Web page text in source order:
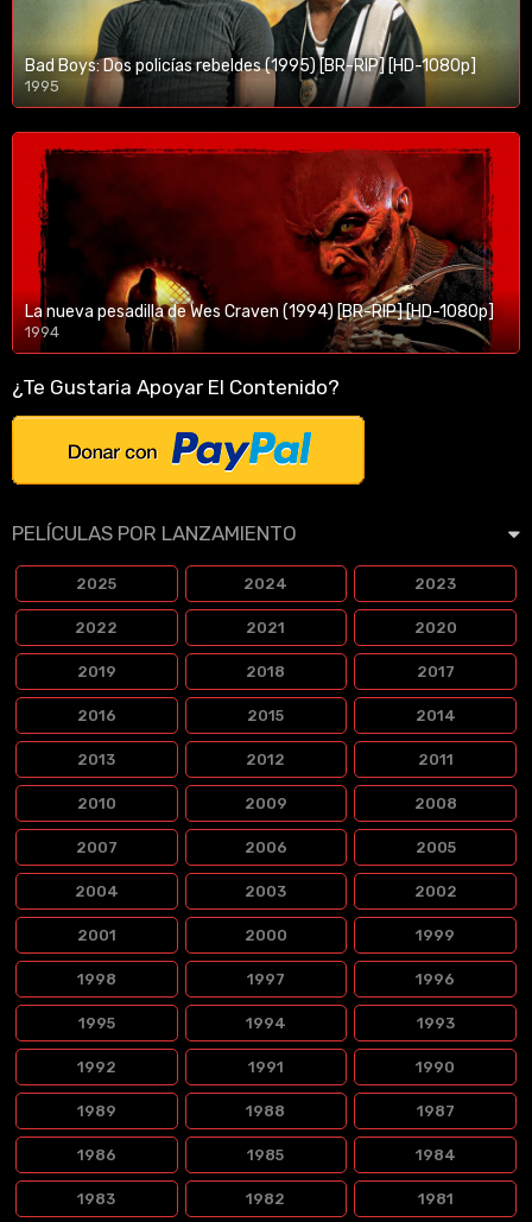
Bad Boys: Dos policías rebeldes (1995) [BR-RIP] [HD-1080p]
1995
1080p/720p
La nueva pesadilla de Wes Craven (1994) [BR-RIP] [HD-1080p]
1994
1080p/720p
¿Te Gustaria Apoyar El Contenido?
PELÍCULAS POR LANZAMIENTO
2025 2024 2023
2022 2021 2020
2019 2018 2017
2016 2015 2014
2013 2012 2011
2010 2009 2008
2007 2006 2005
2004 2003 2002
2001 2000 1999
1998 1997 1996
1995 1994 1993
1992 1991 1990
1989 1988 1987
1986 1985 1984
1983 1982 1981